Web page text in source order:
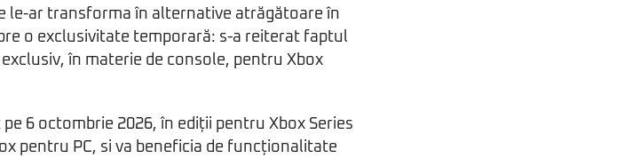
le-ar transforma în alternative atrăgătoare în
o exclusivitate temporară: s-a reiterat faptul
în materie de console, pentru Xbox
6 octombrie 2026, în ediții pentru Xbox Series
pentru PC, si va beneficia de funcționalitate